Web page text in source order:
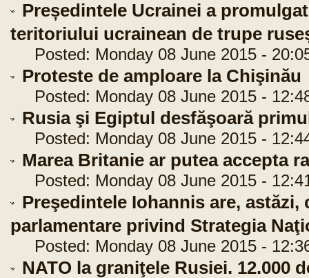
Președintele Ucrainei a
teritoriului ucrainean de trupe
Posted: Monday 08 June 2015 -
Proteste de amploare la Chişinău
Posted: Monday 08 June 2015 -
Rusia şi Egiptul desfăşoară
Posted: Monday 08 June 2015 -
Marea Britanie ar putea accepta
Posted: Monday 08 June 2015 -
Preşedintele Iohannis are,
parlamentare privind Strategia
Posted: Monday 08 June 2015 -
NATO la graniţele Rusiei. 12.000